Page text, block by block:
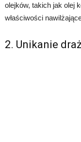
olejków, takich jak olej
właściwości
2. Unikanie